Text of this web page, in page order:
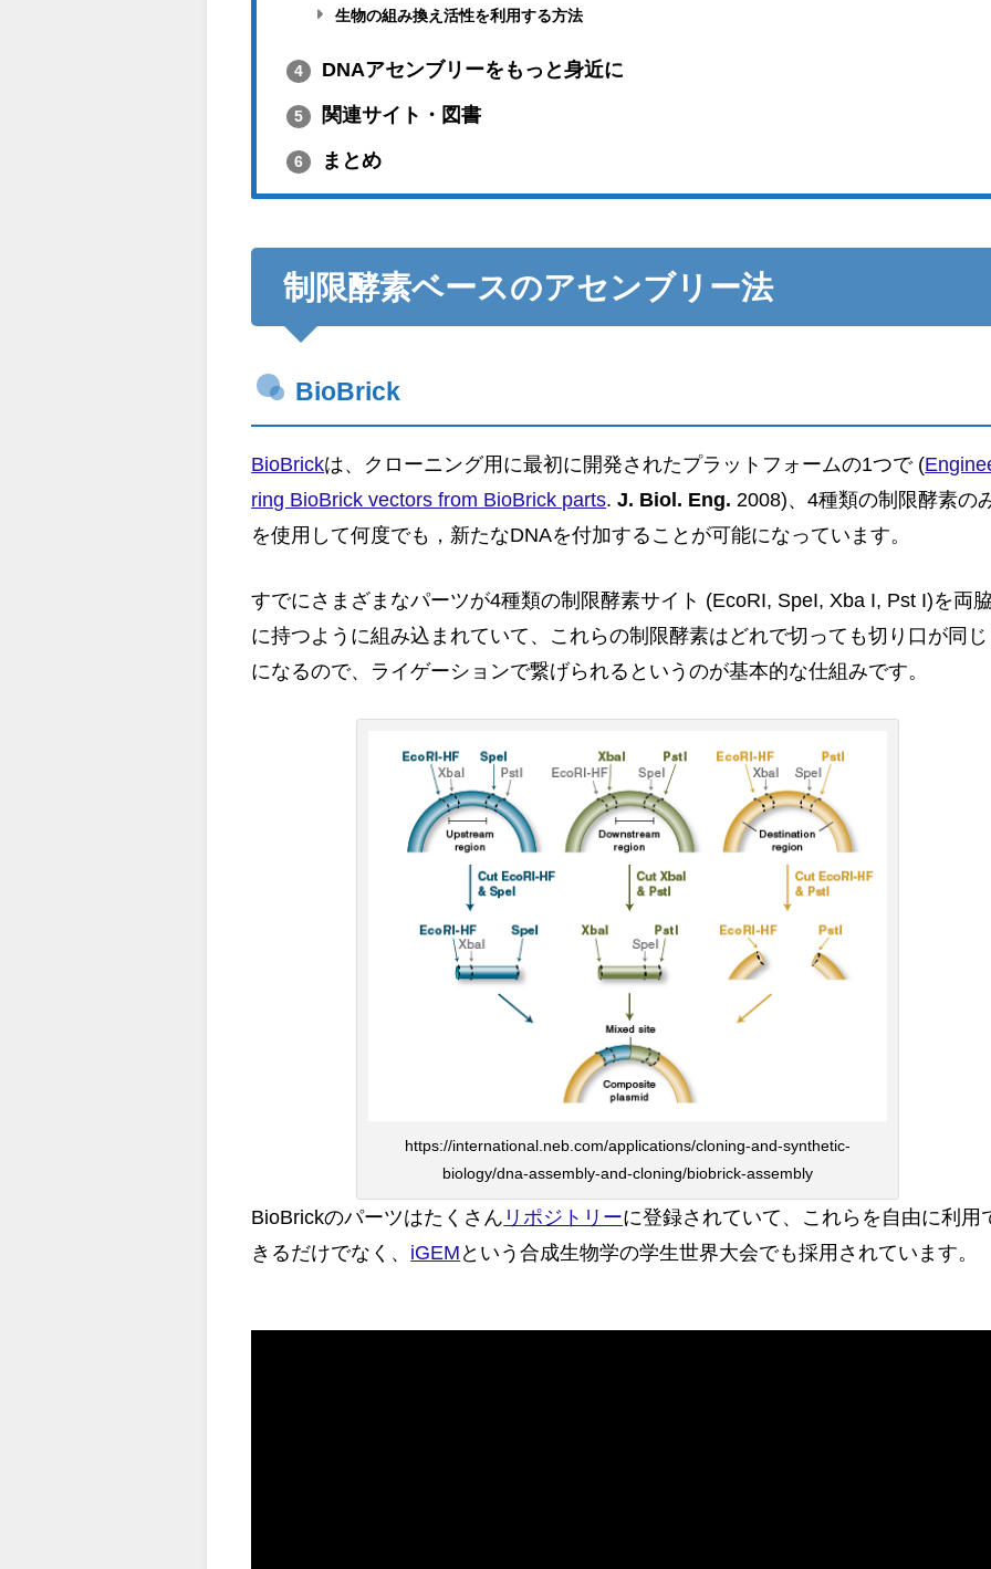
生物の組み換え活性を利用する方法
4 DNAアセンブリーをもっと身近に
5 関連サイト・図書
6 まとめ
制限酵素ベースのアセンブリー法
BioBrick
BioBrickは、クローニング用に最初に開発されたプラットフォームの1つで (
ring BioBrick vectors from BioBrick parts.J. Biol. Eng. 2008)、4種類の制限酵素の
を使用して何度でも，新たなDNAを付加することが可能になっています。
すでにさまざまなパーツが4種類の制限酵素サイト (EcoRI, SpeI, Xba I, Pst I)を両
に持つように組み込まれていて、これらの制限酵素はどれで切っても切り口が同じ
になるので、ライゲーションで繋げられるというのが基本的な仕組みです。
https://international.neb.com/applications/cloning-and-synthetic-
biology/dna-assembly-and-cloning/biobrick-assembly
BioBrickのパーツはたくさん リポジトリーに登録されていて、これらを自由に利用
きるだけでなく、 iGEM という合成生物学の学生世界大会でも採用されています。